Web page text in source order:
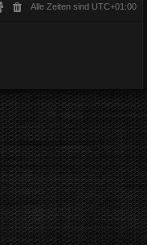
Alle Zeiten sind UTC+01:00